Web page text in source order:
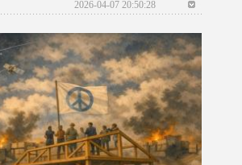
2026-04-07 20:50:28